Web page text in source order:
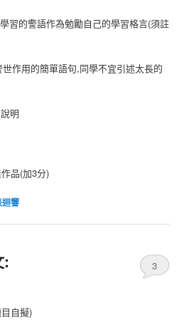
習的警語作為勉勵自己的學習格言(須註
作用的簡單語句,同學不宜引述太長的
明
品(加3分)
響
: 3
自擬)